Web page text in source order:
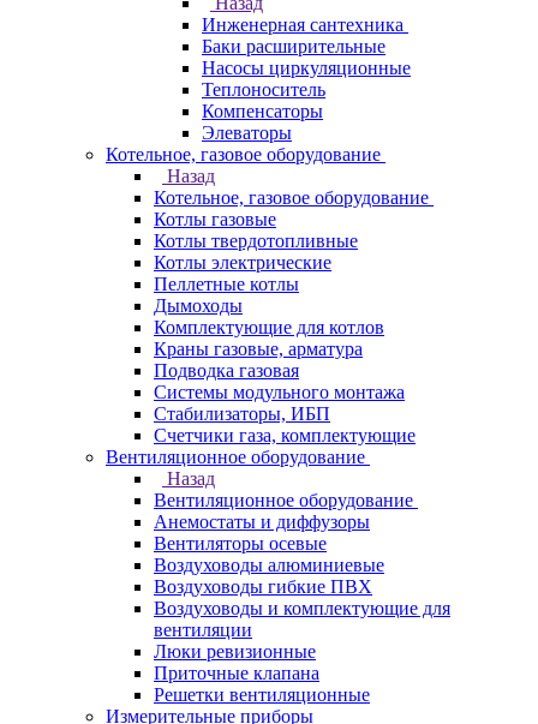
Инженерная сантехника
Баки расширительные
Насосы циркуляционные
Теплоноситель
Компенсаторы
Элеваторы
Котельное, газовое оборудование
Назад
Котельное, газовое оборудование
Котлы газовые
Котлы твердотопливные
Котлы электрические
Пеллетные котлы
Дымоходы
Комплектующие для котлов
Краны газовые, арматура
Подводка газовая
Системы модульного монтажа
Стабилизаторы, ИБП
Счетчики газа, комплектующие
Вентиляционное оборудование
Назад
Вентиляционное оборудование
Анемостаты и диффузоры
Вентиляторы осевые
Воздуховоды алюминиевые
Воздуховоды гибкие ПВХ
Воздуховоды и комплектующие для
вентиляции
Люки ревизионные
Приточные клапана
Решетки вентиляционные
Измерительные приборы